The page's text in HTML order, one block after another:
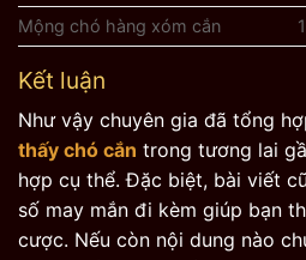
Mộng chó hàng xóm cắn
Kết luận
Như vậy chuyên gia đã tổng
thấy chó cắn trong tương lai
hợp cụ thể. Đặc biệt, bài viết
số may mắn đi kèm giúp bạn
cược. Nếu còn nội dung nào